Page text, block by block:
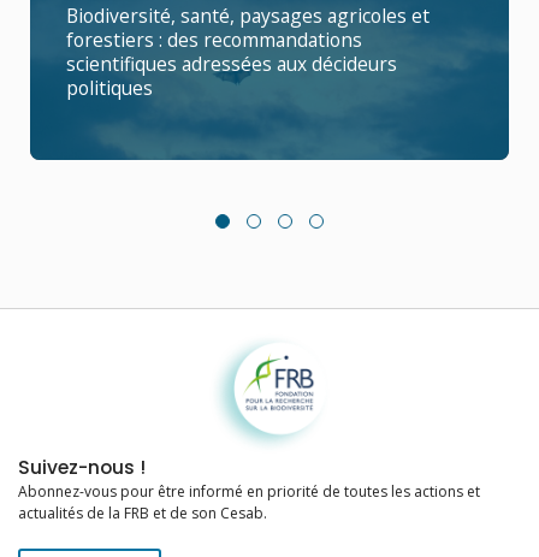
Biodiversité, santé, paysages agricoles et
forestiers : des recommandations
scientifiques adressées aux décideurs
politiques
Fondation pour la recherche sur la biodiversité
Suivez-nous !
Abonnez-vous pour être informé en priorité de toutes les actions et
actualités de la FRB et de son Cesab.